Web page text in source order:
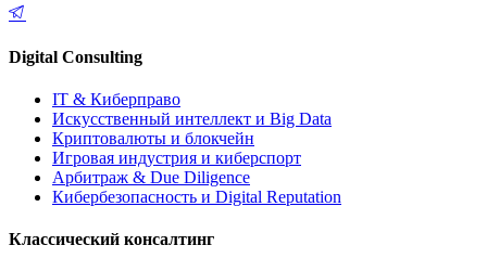
Digital Consulting
IT & Киберправо
Искусственный интеллект и Big Data
Криптовалюты и блокчейн
Игровая индустрия и киберспорт
Арбитраж & Due Diligence
Кибербезопасность и Digital Reputation
Классический консалтинг